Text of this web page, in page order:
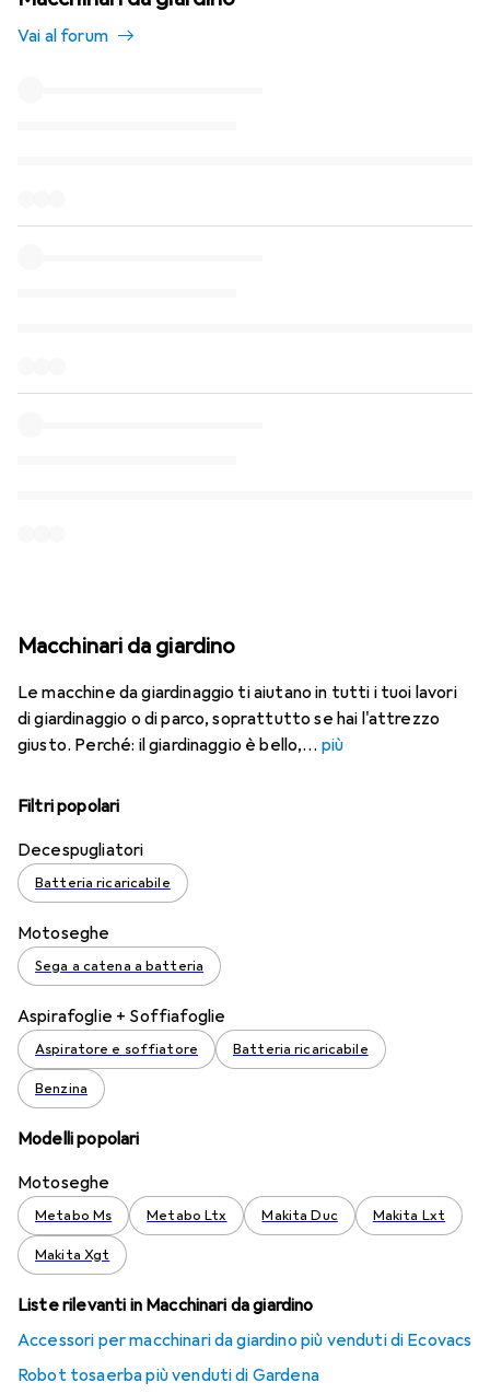
Vai al forum
Macchinari da giardino
Le macchine da giardinaggio ti aiutano in tutti i tuoi lavori
di giardinaggio o di parco, soprattutto se hai l'attrezzo
giusto. Perché: il giardinaggio è bello,
più
Filtri popolari
Decespugliatori
Batteria ricaricabile
Motoseghe
Sega a catena a batteria
Aspirafoglie + Soffiafoglie
Aspiratore e soffiatore Batteria ricaricabile
Benzina
Modelli popolari
Motoseghe
Metabo Ms Metabo Ltx Makita Duc Makita Lxt
Makita Xgt
Liste rilevanti in Macchinari da giardino
Accessori per macchinari da giardino più venduti di Ecovacs
Robot tosaerba più venduti di Gardena